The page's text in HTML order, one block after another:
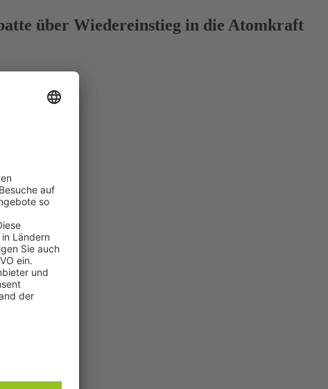
über Wiedereinstieg in die Atomkraft